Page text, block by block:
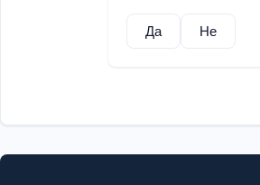
Да Не